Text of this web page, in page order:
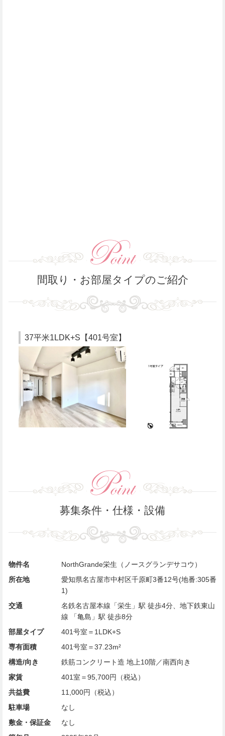
間取り・お部屋タイプのご紹介
37平米1LDK+S【401号室】
募集条件・仕様・設備
物件名
NorthGrande栄生（ノースグランデサコウ）
所在地
愛知県名古屋市中村区千原町3番12号(地番:305番
1)
交通
名鉄名古屋本線「栄生」駅 徒歩4分、地下鉄東山
線 「亀島」駅 徒歩8分
部屋タイプ
401号室＝1LDK+S
専有面積
401号室＝37.23m²
構造/向き
鉄筋コンクリート造 地上10階／南西向き
家賃
401室＝95,700円（税込）
共益費
11,000円（税込）
駐車場
なし
敷金・保証金
なし